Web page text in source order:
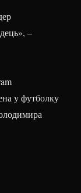
–
у футболку